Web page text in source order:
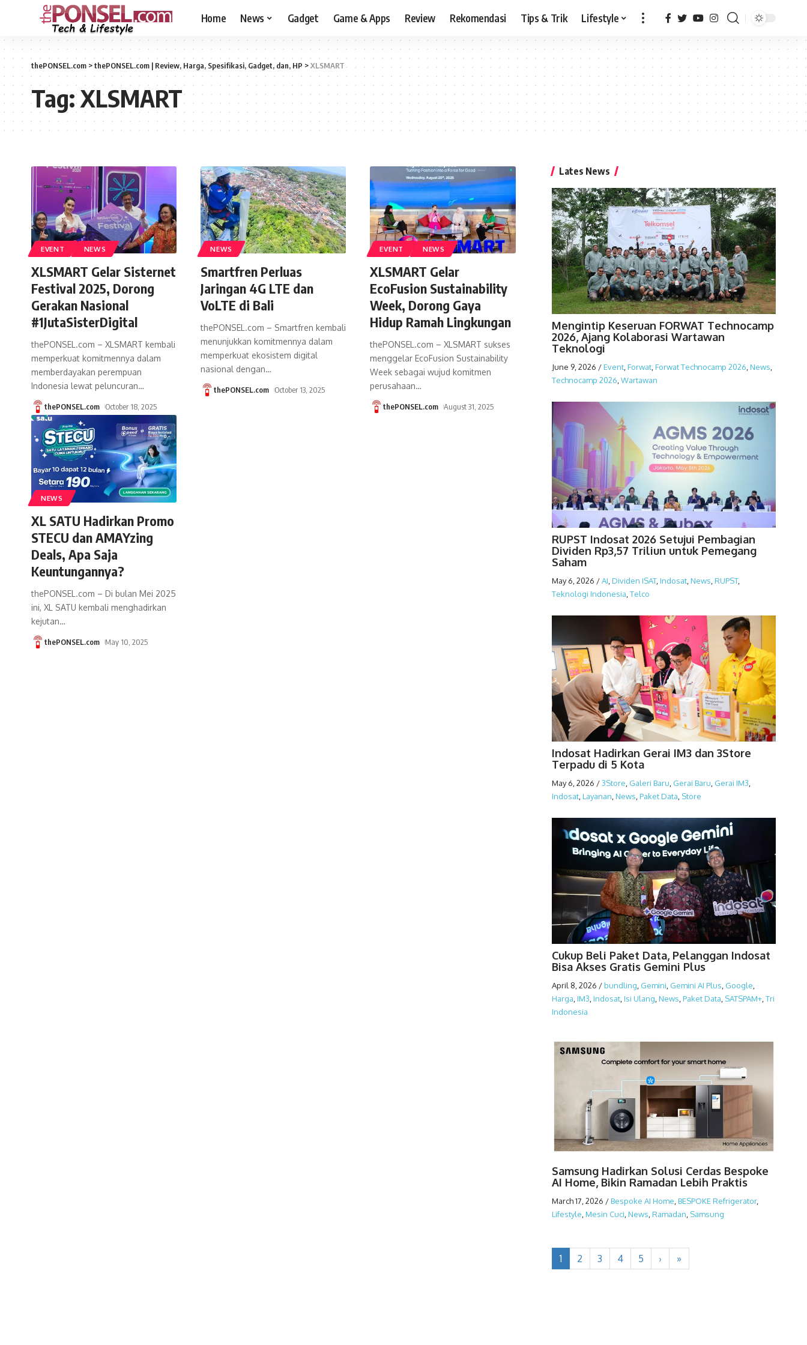
Home News Gadget Game & Apps Review Rekomendasi Tips & Trik Lifestyle
thePONSEL.com >thePONSEL.com | Review, Harga, Spesifikasi, Gadget, dan, HP >XLSMART
Tag:XLSMART
EVENT NEWS
XLSMART Gelar Sisternet
Festival 2025, Dorong
Gerakan Nasional
#1JutaSisterDigital
thePONSEL.com – XLSMART kembali
memperkuat komitmennya dalam
memberdayakan perempuan
Indonesia lewat peluncuran…
thePONSEL.com October 18, 2025
NEWS
Smartfren Perluas
Jaringan 4G LTE dan
VoLTE di Bali
thePONSEL.com – Smartfren kembali
menunjukkan komitmennya dalam
memperkuat ekosistem digital
nasional dengan…
thePONSEL.com October 13, 2025
EVENT NEWS
XLSMART Gelar
EcoFusion Sustainability
Week, Dorong Gaya
Hidup Ramah Lingkungan
thePONSEL.com – XLSMART sukses
menggelar EcoFusion Sustainability
Week sebagai wujud komitmen
perusahaan…
thePONSEL.com August 31, 2025
NEWS
XL SATU Hadirkan Promo
STECU dan AMAYzing
Deals, Apa Saja
Keuntungannya?
thePONSEL.com – Di bulan Mei 2025
ini, XL SATU kembali menghadirkan
kejutan…
thePONSEL.com May 10, 2025
Lates News
Mengintip Keseruan FORWAT Technocamp
2026, Ajang Kolaborasi Wartawan
Teknologi
June 9, 2026 /Event, Forwat, Forwat Technocamp 2026 News
Technocamp 2026 Wartawan
RUPST Indosat 2026 Setujui Pembagian
Dividen Rp3,57 Triliun untuk Pemegang
Saham
May 6, 2026 /AI,Dividen ISAT,Indosat,News,RUPST,
Teknologi Indonesia,Telco
Indosat Hadirkan Gerai IM3 dan 3Store
Terpadu di 5 Kota
May 6, 2026 /3Store, Galeri Baru, Gerai Baru, Gerai IM3,
Indosat,Layanan,News,Paket Data, Store
Cukup Beli Paket Data, Pelanggan Indosat
Bisa Akses Gratis Gemini Plus
April 8, 2026 /bundling, Gemini, Gemini AI Plus, Google,
Harga,IM3,Indosat,Isi Ulang,News,Paket Data, SATSPAM+,Tri
Indonesia
Samsung Hadirkan Solusi Cerdas Bespoke
AI Home, Bikin Ramadan Lebih Praktis
March 17, 2026 /Bespoke AI Home,BESPOKE Refrigerator,
Lifestyle,Mesin Cuci,News,Ramadan, Samsung
1 2 3 4 5 › »